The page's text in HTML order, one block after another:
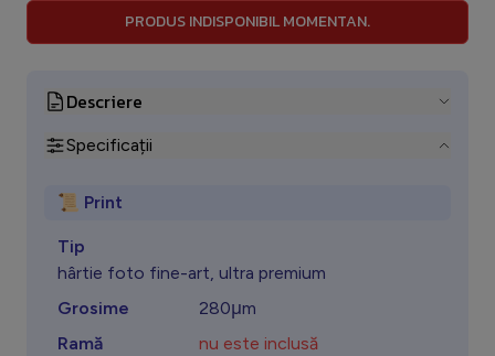
PRODUS INDISPONIBIL MOMENTAN.
Descriere
Specificații
📜 Print
Tip
hârtie foto fine-art, ultra premium
Grosime
280μm
Ramă
nu este inclusă